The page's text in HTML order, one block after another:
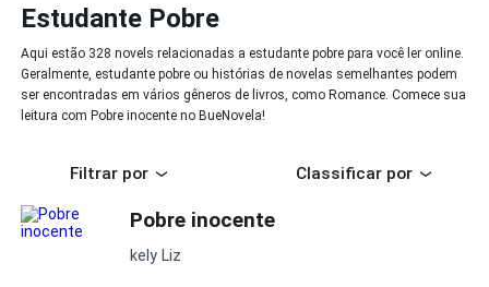
Estudante Pobre
Aqui estão 328 novels relacionadas a estudante pobre para você ler online.
Geralmente, estudante pobre ou histórias de novelas semelhantes podem
ser encontradas em vários gêneros de livros, como Romance. Comece sua
leitura com Pobre inocente no BueNovela!
Filtrar por Classificar por
Pobre inocente
kely Liz